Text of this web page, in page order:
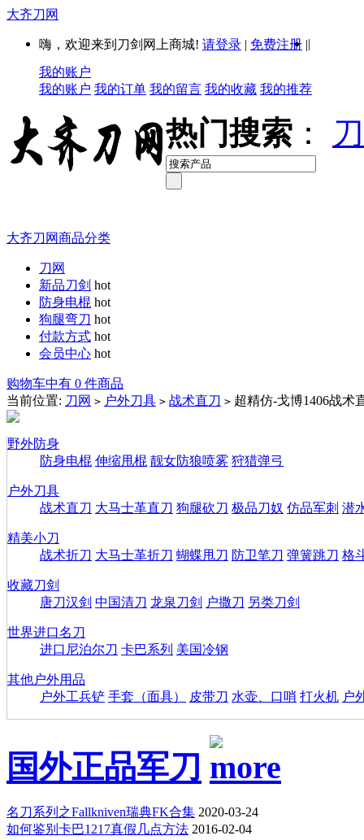
大齐刀网
嗨，欢迎来到刀剑网上商城! 请登录 | 免费注册 ||
我的账户
我的账户 我的订单 我的留言 我的收藏 我的推荐
热门搜索 ：
大齐刀网商品分类
刀网
新品刀剑 hot
防身电棍 hot
狗腿弯刀 hot
付款方式 hot
会员中心 hot
购物车中有 0 件商品
当前位置: 刀网 > 户外刀具 > 战术直刀 > 超精仿-戈博1406战术
野外防身
防身电棍 伸缩甩棍 靓女防狼喷雾 狩猎弹弓
户外刀具
战术直刀 大马士革直刀 狗腿砍刀 极品刀奴 仿品军刺 潜
精美小刀
战术折刀 大马士革折刀 蝴蝶甩刀 防卫笔刀 弹簧跳刀 格
收藏刀剑
唐刀汉剑 中国清刀 龙泉刀剑 户撒刀 另类刀剑
世界进口名刀
进口尼泊尔刀 卡巴系列 美国冷钢
其他户外用品
户外工兵铲 手套（面具） 皮带刀 水壶、口哨 打火机 户
国外正品军刀
名刀系列之Fallkniven瑞典FK合集 2020-03-24
如何鉴别卡巴1217真假几点方法 2016-02-04